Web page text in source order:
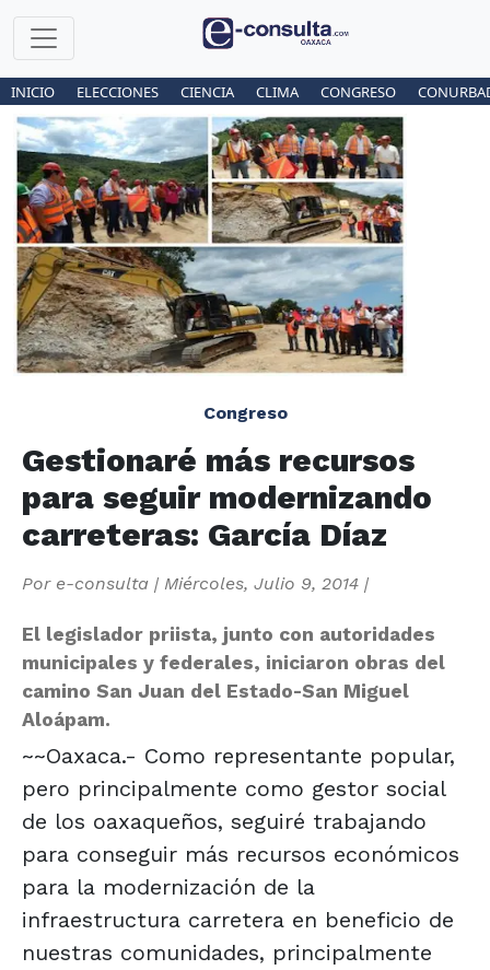
INICIO ELECCIONES CIENCIA CLIMA CONGRESO
Congreso
Gestionaré más recursos
para seguir modernizando
carreteras: García Díaz
Por e-consulta | Miércoles, Julio 9, 2014 |
El legislador priista, junto con autoridades
municipales y federales, iniciaron obras del
camino San Juan del Estado-San Miguel
Aloápam.
~~Oaxaca.- Como representante popular,
pero principalmente como gestor social
de los oaxaqueños, seguiré trabajando
para conseguir más recursos económicos
para la modernización de la
infraestructura carretera en beneficio de
nuestras comunidades, principalmente